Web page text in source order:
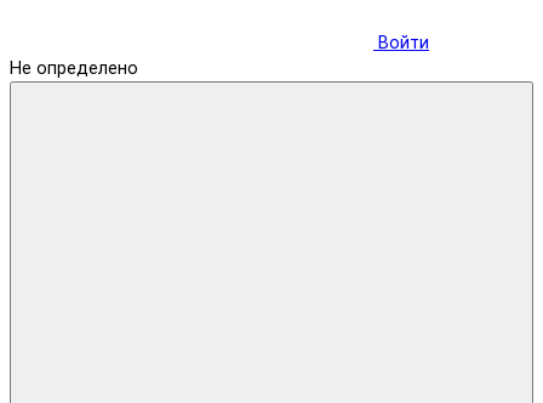
Войти
Не определено